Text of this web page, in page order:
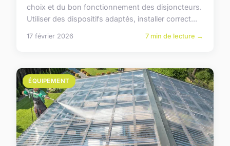
choix et du bon fonctionnement des disjoncteurs.
Utiliser des dispositifs adaptés, installer correct...
17 février 2026 7 min de lecture →
ÉQUIPEMENT